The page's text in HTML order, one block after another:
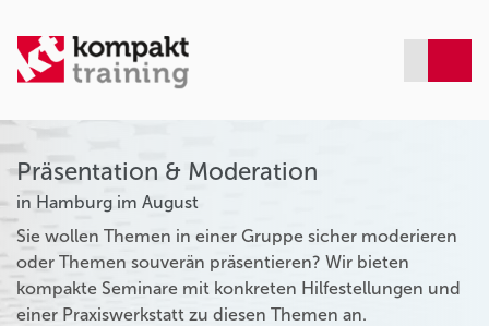
Präsentation & Moderation
in Hamburg im August
Sie wollen Themen in einer Gruppe sicher moderieren
oder Themen souverän präsentieren? Wir bieten
kompakte Seminare mit konkreten Hilfestellungen und
einer Praxiswerkstatt zu diesen Themen an.